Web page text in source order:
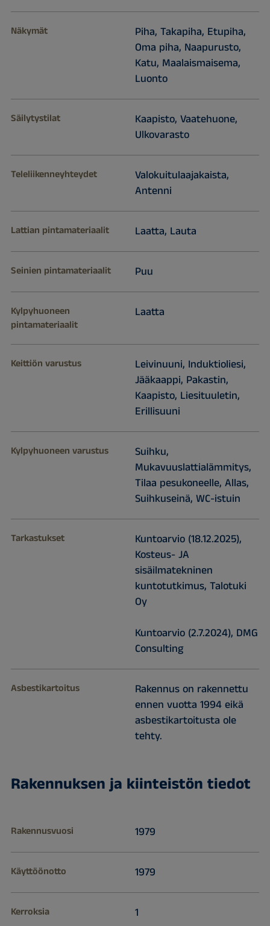
Näkymät
Piha, Takapiha, Etupiha,
Oma piha, Naapurusto,
Katu, Maalaismaisema,
Luonto
Säilytystilat
Kaapisto, Vaatehuone,
Ulkovarasto
Teleliikenneyhteydet
Valokuitulaajakaista,
Antenni
Lattian pintamateriaalit Laatta, Lauta
Seinien pintamateriaalit Puu
Kylpyhuoneen
pintamateriaalit
Laatta
Keittiön varustus
Leivinuuni, Induktioliesi,
Jääkaappi, Pakastin,
Kaapisto, Liesituuletin,
Erillisuuni
Kylpyhuoneen varustus
Suihku,
Mukavuuslattialämmitys,
Tilaa pesukoneelle, Allas,
Suihkuseinä, WC-istuin
Tarkastukset
Kuntoarvio (18.12.2025),
Kosteus- JA
sisäilmatekninen
kuntotutkimus, Talotuki
Oy
Kuntoarvio (2.7.2024), DMG
Consulting
Asbestikartoitus
Rakennus on rakennettu
ennen vuotta 1994 eikä
asbestikartoitusta ole
tehty.
Rakennuksen ja kiinteistön tiedot
Rakennusvuosi 1979
Käyttöönotto 1979
Kerroksia 1